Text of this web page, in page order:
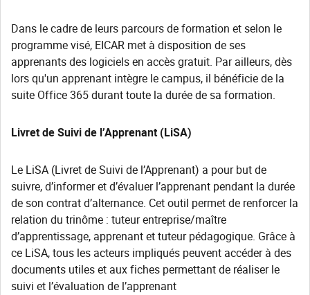
Dans le cadre de leurs parcours de formation et selon le
programme visé, EICAR met à disposition de ses
apprenants des logiciels en accès gratuit. Par ailleurs, dès
lors qu'un apprenant intègre le campus, il bénéficie de la
suite Office 365 durant toute la durée de sa formation.
Livret de Suivi de l’Apprenant (LiSA)
Le LiSA (Livret de Suivi de l’Apprenant) a pour but de
suivre, d’informer et d’évaluer l’apprenant pendant la durée
de son contrat d’alternance. Cet outil permet de renforcer la
relation du trinôme : tuteur entreprise/maître
d’apprentissage, apprenant et tuteur pédagogique. Grâce à
ce LiSA, tous les acteurs impliqués peuvent accéder à des
documents utiles et aux fiches permettant de réaliser le
suivi et l’évaluation de l’apprenant